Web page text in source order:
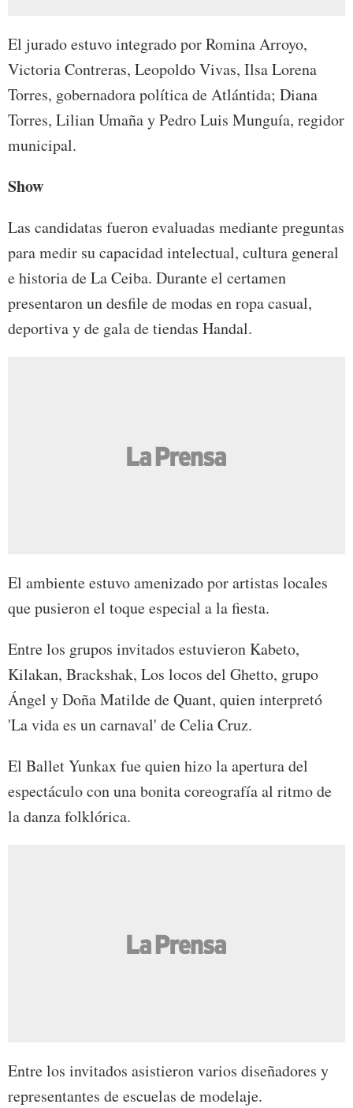
El jurado estuvo integrado por Romina Arroyo,
Victoria Contreras, Leopoldo Vivas, Ilsa Lorena
Torres, gobernadora política de Atlántida; Diana
Torres, Lilian Umaña y Pedro Luis Munguía, regidor
municipal.
Show
Las candidatas fueron evaluadas mediante preguntas
para medir su capacidad intelectual, cultura general
e historia de La Ceiba. Durante el certamen
presentaron un desfile de modas en ropa casual,
deportiva y de gala de tiendas Handal.
El ambiente estuvo amenizado por artistas locales
que pusieron el toque especial a la fiesta.
Entre los grupos invitados estuvieron Kabeto,
Kilakan, Brackshak, Los locos del Ghetto, grupo
Ángel y Doña Matilde de Quant, quien interpretó
'La vida es un carnaval' de Celia Cruz.
El Ballet Yunkax fue quien hizo la apertura del
espectáculo con una bonita coreografía al ritmo de
la danza folklórica.
Entre los invitados asistieron varios diseñadores y
representantes de escuelas de modelaje.